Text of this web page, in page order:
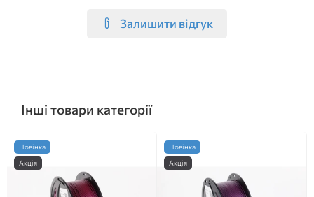
Залишити відгук
Інші товари категорії
Новінка
Акція
Новінка
Акція